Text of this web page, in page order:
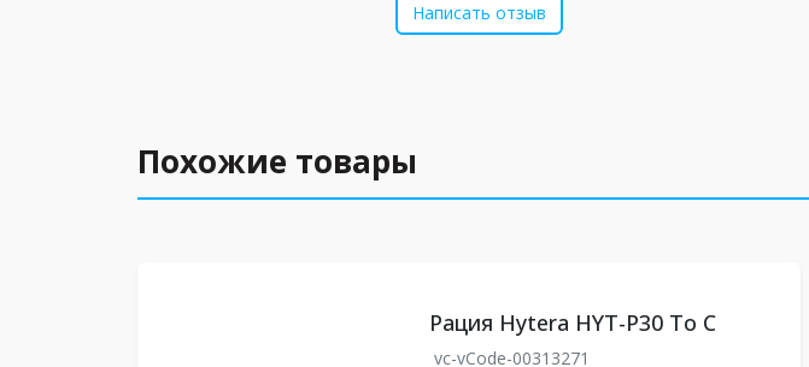
Написать отзыв
Похожие товары
Рация Hytera HYT-P30 To C
vc-vCode-00313271